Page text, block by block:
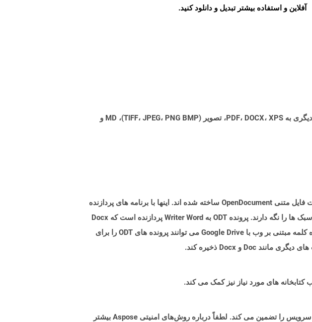
آفلاین و استفاده بیشتر تبدیل و دانلود کنید.
Aspose.Total Cloud می تواند فرمت های فایل را از هر خانواده محصول به هر خانواده محصول دیگری به PDF، DOCX، XPS، تصویر (TIFF، JPEG، PNG BMP)، MD و
پرونده های ODT نوع اسناد است که با برنامه های پردازش کلمه ایجاد شده اند که بر اساس فرمت فایل متنی OpenDocument ساخته شده اند. اینها با برنامه های پردازنده
Word مانند نویسنده آزاد OpenOffice ایجاد شده و می توانند محتوا مانند متن ، تصاویر ، اشیاء و سبک ها را نگه دارند. پرونده ODT به Writer Word پردازنده است که Docx
برای Microsoft Word چیست. چندین برنامه از جمله Google Docs و Google & Rsquo ؛ پردازنده کلمه مبتنی بر وب با Google Drive می توانند پرونده های ODT را برای
البته! Aspose Cloud از سرورهای ابری آمازون EC2 استفاده می کند که امنیت و انعطاف پذیری سرویس را تضمین می کند. لطفاً درباره روش‌های امنیتی Aspose بیشتر